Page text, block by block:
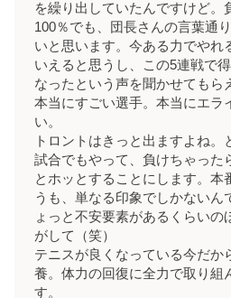
を繰り出していたんですけど。
100％でも、団長さんの言葉通
いと思います。今ある力でやれ
いえると思うし、この5連戦で
なったという声を聞かせてもら
本当にすごい選手。本当にエラ
い。
トロントはきっと出ますよね。
試合でもやって、負けちゃった
とホッとすることにします。本
うも、単なる印象でしかないん
ょっと不安要素があるくらいの
がして（笑）
テニスが良くなっている今だか
養。体力の回復に全力で取り組
す。